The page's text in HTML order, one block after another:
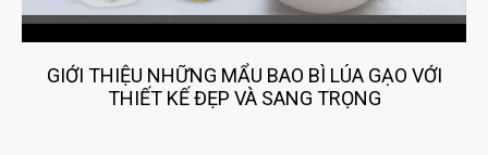
GIỚI THIỆU NHỮNG MẨU BAO BÌ LÚA GẠO VỚI
THIẾT KẾ ĐẸP VÀ SANG TRỌNG